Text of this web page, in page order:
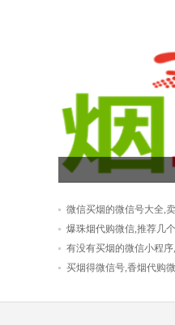
微信买烟的微信号大全,
爆珠烟代购微信,推荐几
有没有买烟的微信小程
买烟得微信号,香烟代购